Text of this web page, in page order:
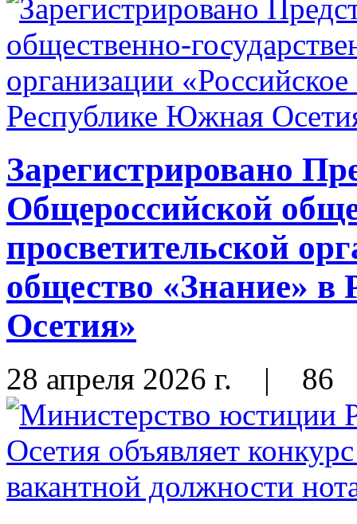
Зарегистрировано
Общероссийской
просветительской
общество «Знание»
Осетия»
28 апреля 2026 г. | 86